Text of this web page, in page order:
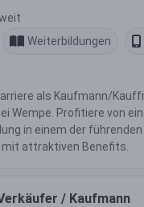
Weiterbildungen
als Kaufmann/
Wempe. Profitiere von
in einem der
attraktiven Benefits.
/ Kaufmann